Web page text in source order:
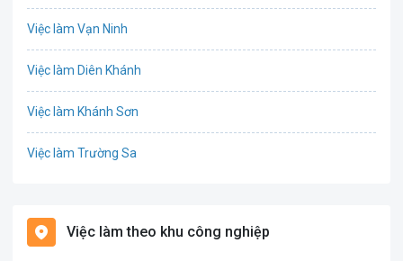
Hàng hải / Hàng không
Việc làm Vạn Ninh
Việc làm Diên Khánh
Việc làm Khánh Sơn
Việc làm Trường Sa
Việc làm Phường Cam Nghĩa
Việc làm theo khu công nghiệp